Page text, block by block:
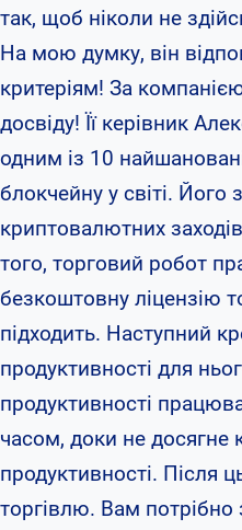
так, щоб ніколи не
На мою думку, він
критеріям! За
досвіду! Її керівник
одним із 10
блокчейну у світі.
криптовалютних
того, торговий робот
безкоштовну ліцензію
підходить. Наступний
продуктивності для
продуктивності
часом, доки не досягне
продуктивності. Після
торгівлю. Вам потрібно